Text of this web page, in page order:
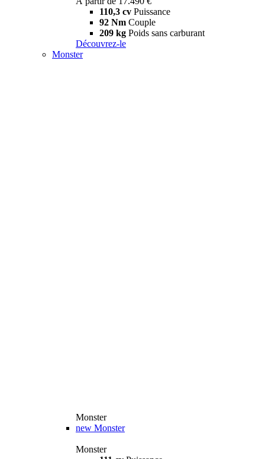
110,3 cv Puissance
92 Nm Couple
209 kg Poids sans carburant
Découvrez-le
Monster
Monster
new Monster
Monster